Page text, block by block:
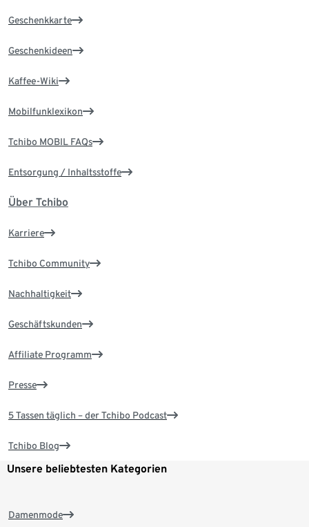
Geschenkkarte
Geschenkideen
Kaffee-Wiki
Mobilfunklexikon
Tchibo MOBIL FAQs
Entsorgung / Inhaltsstoffe
Über Tchibo
Karriere
Tchibo Community
Nachhaltigkeit
Geschäftskunden
Affiliate Programm
Presse
5 Tassen täglich – der Tchibo Podcast
Tchibo Blog
Unsere beliebtesten Kategorien
Damenmode